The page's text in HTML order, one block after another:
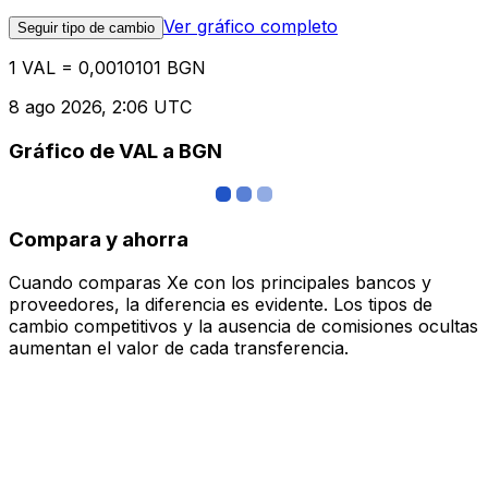
Seguir tipo de cambio Ver gráfico completo
1 VAL = 0,0010101 BGN
8 ago 2026, 2:06 UTC
Gráfico de VAL a BGN
Compara y ahorra
Cuando comparas Xe con los principales bancos y
proveedores, la diferencia es evidente. Los tipos de
cambio competitivos y la ausencia de comisiones ocultas
aumentan el valor de cada transferencia.